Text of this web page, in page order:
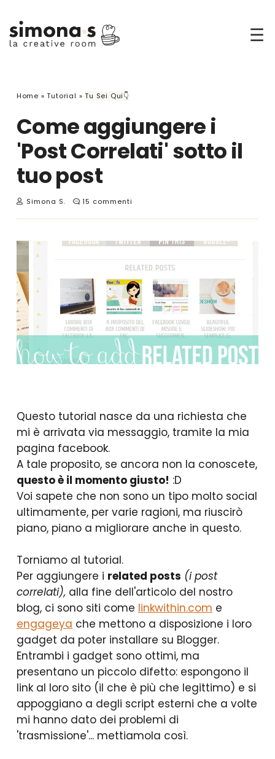
☰
Home »Tutorial »Tu Sei Qui👇
Come aggiungere i
'Post Correlati' sotto il
tuo post
Simona S. 15 commenti
Questo tutorial nasce da una richiesta che
mi è arrivata via messaggio, tramite la mia
pagina facebook.
A tale proposito, se ancora non la conoscete,
questo è il momento giusto! :D
Voi sapete che non sono un tipo molto social
ultimamente, per varie ragioni, ma riuscirò
piano, piano a migliorare anche in questo.
Torniamo al tutorial.
Per aggiungere i related posts (i post
correlati),alla fine dell'articolo del nostro
blog, ci sono siti come linkwithin.com e
engageya che mettono a disposizione i loro
gadget da poter installare su Blogger.
Entrambi i gadget sono ottimi, ma
presentano un piccolo difetto: espongono il
link al loro sito (il che è più che legittimo) e si
appoggiano a degli script esterni che a volte
mi hanno dato dei problemi di
'trasmissione'... mettiamola così.